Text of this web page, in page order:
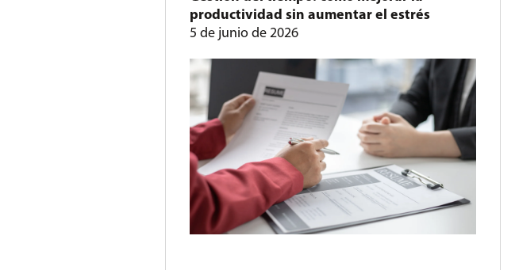
productividad sin aumentar el estrés
5 de junio de 2026